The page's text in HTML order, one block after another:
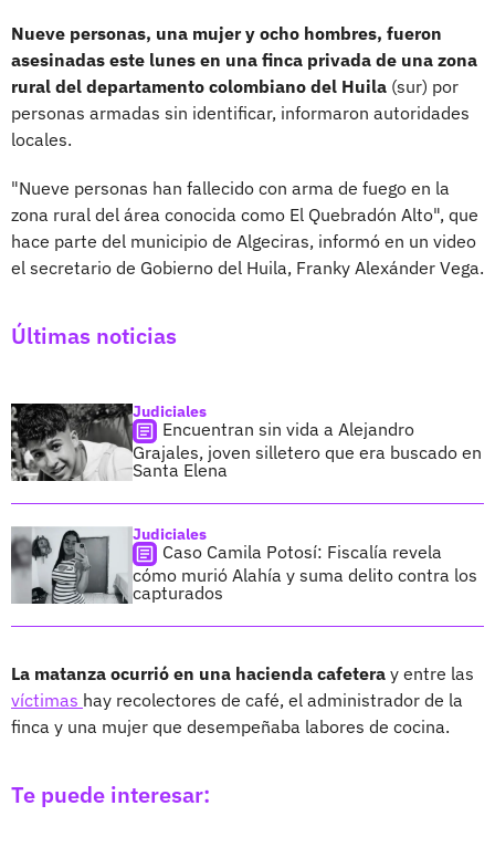
Nueve personas, una mujer y ocho hombres, fueron
asesinadas este lunes en una finca privada de una zona
rural del departamento colombiano del Huila (sur) por
personas armadas sin identificar, informaron autoridades
locales.
"Nueve personas han fallecido con arma de fuego en la
zona rural del área conocida como El Quebradón Alto", que
hace parte del municipio de Algeciras, informó en un video
el secretario de Gobierno del Huila, Franky Alexánder Vega.
Últimas noticias
Judiciales
Encuentran sin vida a Alejandro
Grajales, joven silletero que era buscado en
Santa Elena
Judiciales
Caso Camila Potosí: Fiscalía revela
cómo murió Alahía y suma delito contra los
capturados
La matanza ocurrió en una hacienda cafetera y entre las
víctimas hay recolectores de café, el administrador de la
finca y una mujer que desempeñaba labores de cocina.
Te puede interesar: